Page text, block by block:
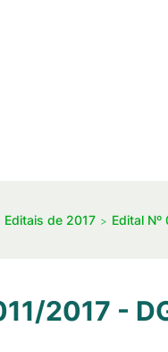
Editais de 2017 Edital Nº
2017 -